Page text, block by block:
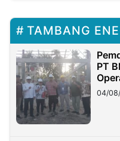
TAMBANG
PT
04/